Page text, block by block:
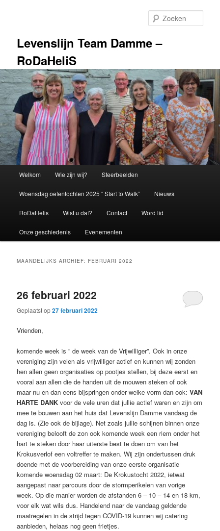
inhoud
inhoudLevenslijn Team Damme –
RoDaHeliS
Welkom Wie zijn wij? Sfeerbeelden
Woensdag oefentochten 2025 “ Start to Walk” Nieuws
RoDaHelis Wist u dat? Contact Word lid
Onze geschiedenis Evenementen
MAANDELIJKS ARCHIEF: FEBRUARI 2022
26 februari 2022
Geplaatst op27 februari 2022
Vrienden,
komende week is ” de week van de Vrijwilliger”. Ook in onze
vereniging zijn velen als vrijwilliger actief en kunnen wij zonden
hen allen geen organisaties op pootjes stellen, bij deze eerst en
vooral aan allen die de handen uit de mouwen steken of ook
maar nu en dan eens bijspringen onder welke vorm dan ook: VAN
HARTE DANK voor de vele uren dat jullie actief waren en zijn om
mee te bouwen aan het huis dat Levenslijn Damme vandaag de
dag is. (Zie ook de bijlage). Net zoals jullie schijnen binnen onze
vereniging belooft de zon ook komende week een riem onder het
hart te steken door haar uiterste best te doen om van het
Krokusverlof een voltreffer te maken. Wij zijn ondertussen druk
doende met de voorbereiding van onze eerste organisatie
komende woensdag 02 maart: De Krokustocht 2022, ietwat
aangepast naar parcours door de stormperikelen van vorige
week. Op die manier worden de afstanden 6 – 10 – 14 en 18 km,
voor elk wat wils dus. Handelend naar de vandaag geldende
maatregelen in de strijd tegen COVID-19 kunnen wij catering
aanbieden, helaas nog geen frietjes.